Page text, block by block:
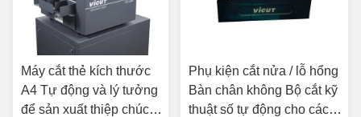
Máy cắt thẻ kích thước
A4 Tự động và lý tưởng
để sản xuất thiệp chúc
Phụ kiện cắt nửa / lỗ hổng
Bàn chân không Bộ cắt kỹ
thuật số tự động cho các